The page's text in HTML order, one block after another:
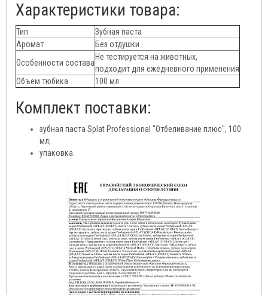
Характеристики товара:
Тип
Зубная паста
Аромат
Без отдушки
Особенности состава
Не тестируется на животных,
подходит для ежедневного применения
Объем тюбика
100 мл
Комплект поставки:
зубная паста Splat Professional "Отбеливание плюс", 100
мл;
упаковка.